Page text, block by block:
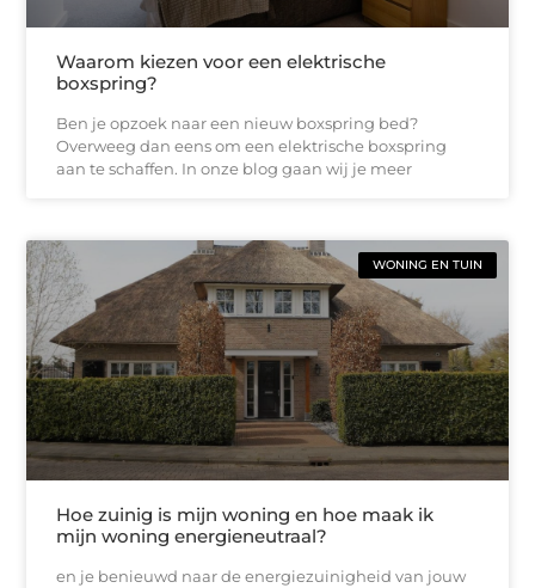
Waarom kiezen voor een elektrische
boxspring?
Ben je opzoek naar een nieuw boxspring bed?
Overweeg dan eens om een elektrische boxspring
aan te schaffen. In onze blog gaan wij je meer
WONING EN TUIN
Hoe zuinig is mijn woning en hoe maak ik
mijn woning energieneutraal?
en je benieuwd naar de energiezuinigheid van jouw